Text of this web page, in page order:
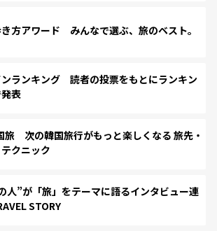
方アワード みんなで選ぶ、旅のベスト。
ランキング 読者の投票をもとにランキン
表
旅 次の韓国旅行がもっと楽しくなる 旅先・
クニック
人”が「旅」をテーマに語るインタビュー連
STORY